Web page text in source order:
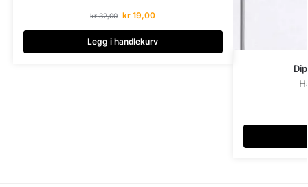
kr32,00 kr 19,00
Legg i handlekurv